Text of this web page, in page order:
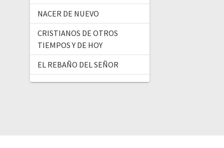
NACER DE NUEVO
CRISTIANOS DE OTROS
TIEMPOS Y DE HOY
EL REBAÑO DEL SEÑOR